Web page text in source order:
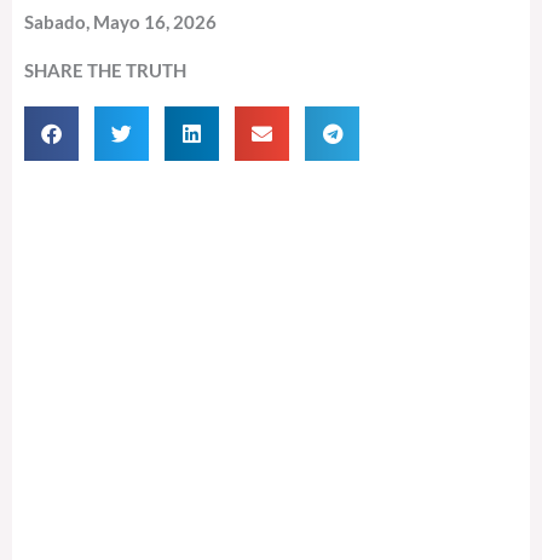
Sabado, Mayo 16, 2026
SHARE THE TRUTH